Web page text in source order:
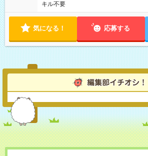
キル不要
気になる！ 応募する